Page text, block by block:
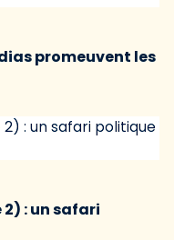
promeuvent les
2) : un safari